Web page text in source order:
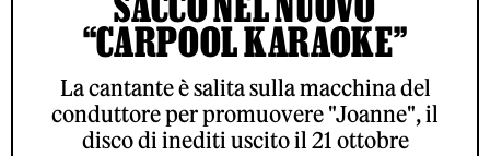
“CARPOOL KARAOKE”
La cantante è salita sulla macchina del
conduttore per promuovere "Joanne", il
disco di inediti uscito il 21 ottobre